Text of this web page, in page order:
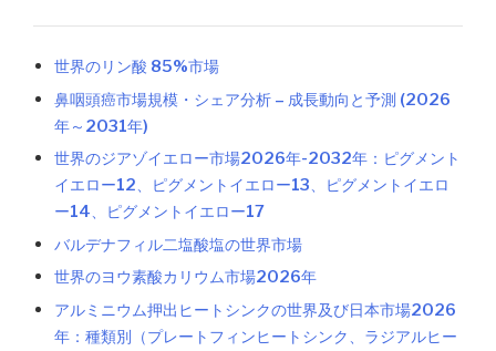
世界のリン酸 85%市場
鼻咽頭癌市場規模・シェア分析 – 成長動向と予測 (2026
年～2031年)
世界のジアゾイエロー市場2026年-2032年：ピグメント
イエロー12、ピグメントイエロー13、ピグメントイエロ
ー14、ピグメントイエロー17
バルデナフィル二塩酸塩の世界市場
世界のヨウ素酸カリウム市場2026年
アルミニウム押出ヒートシンクの世界及び日本市場2026
年：種類別（プレートフィンヒートシンク、ラジアルヒー